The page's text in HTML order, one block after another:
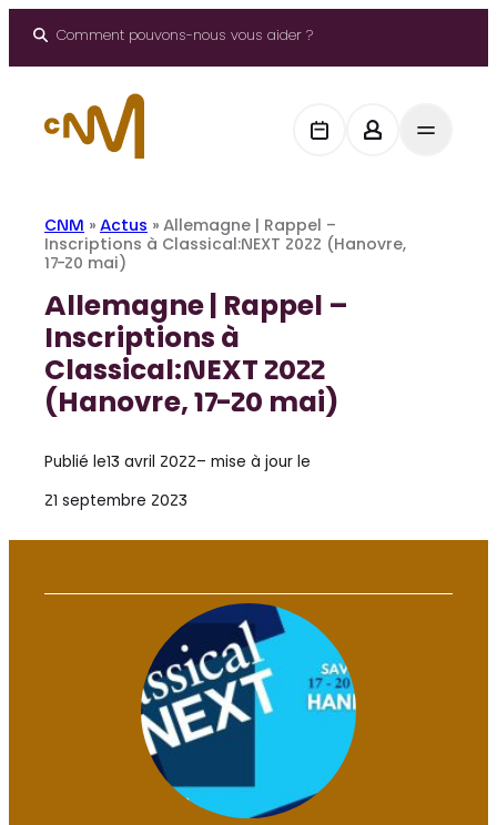
Comment pouvons-nous vous aider ?
CNM » Actus » Allemagne | Rappel –
Inscriptions à Classical:NEXT 2022 (Hanovre,
17-20 mai)
Allemagne | Rappel –
Inscriptions à
Classical:NEXT 2022
(Hanovre, 17-20 mai)
Publié le13 avril 2022– mise à jour le
21 septembre 2023